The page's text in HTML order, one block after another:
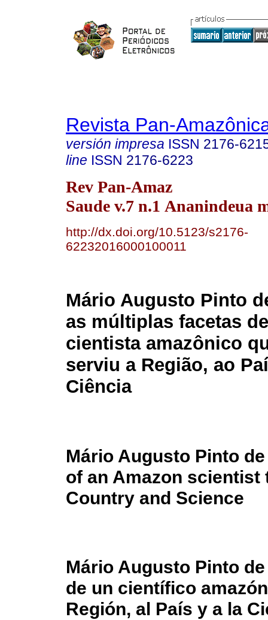
Revista Pan-
versión impresa ISSN 2176-
line ISSN 2176-6223
Rev Pan-Amaz
Saude v.7 n.1 Ananindeua
http://dx.doi.org/10.5123/s2176-
62232016000100011
Mário Augusto Pinto
as múltiplas facetas
cientista amazônico
serviu a Região, ao
Ciência
Mário Augusto Pinto
of an Amazon scientist
Country and Science
Mário Augusto Pinto
de un científico
Región, al País y a la